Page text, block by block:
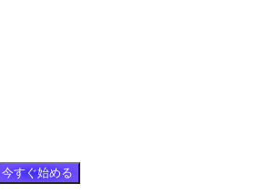
今すぐ始める